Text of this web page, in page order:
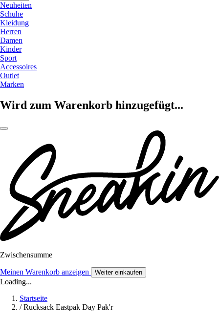
Neuheiten
Schuhe
Kleidung
Herren
Damen
Kinder
Sport
Accessoires
Outlet
Marken
Wird zum Warenkorb hinzugefügt...
Zwischensumme
Meinen Warenkorb anzeigen Weiter einkaufen
Loading...
Startseite
/ Rucksack Eastpak Day Pak'r